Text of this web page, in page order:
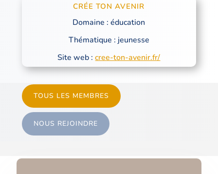
CRÉE TON AVENIR
Domaine : éducation
Thématique : jeunesse
Site web :cree-ton-avenir.fr/
TOUS LES MEMBRES
NOUS REJOINDRE